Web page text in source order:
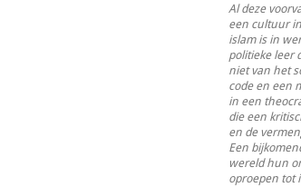
Al deze
een cultuur
islam is in
politieke leer
niet van het
code en een
in een
die een
en de
Een
wereld hun
oproepen tot